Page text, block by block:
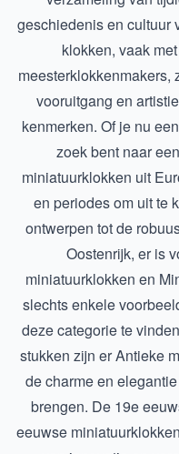
geschiedenis en cultuur
klokken, vaak
meesterklokkenmakers,
vooruitgang en
kenmerken. Of je nu
zoek bent naar
miniatuurklokken uit
en periodes om uit te
ontwerpen tot de
Oostenrijk, er is
miniatuurklokken en
slechts enkele
deze categorie te
stukken zijn erAntieke
de charme en
brengen. De 19e
eeuwse miniatuurklokken